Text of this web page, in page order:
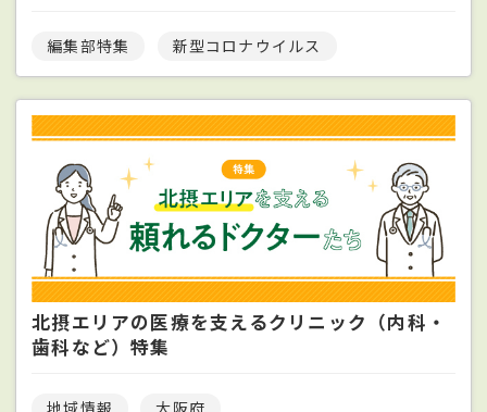
編集部特集 新型コロナウイルス
北摂エリアの医療を支えるクリニック（内科・
歯科など）特集
地域情報 大阪府